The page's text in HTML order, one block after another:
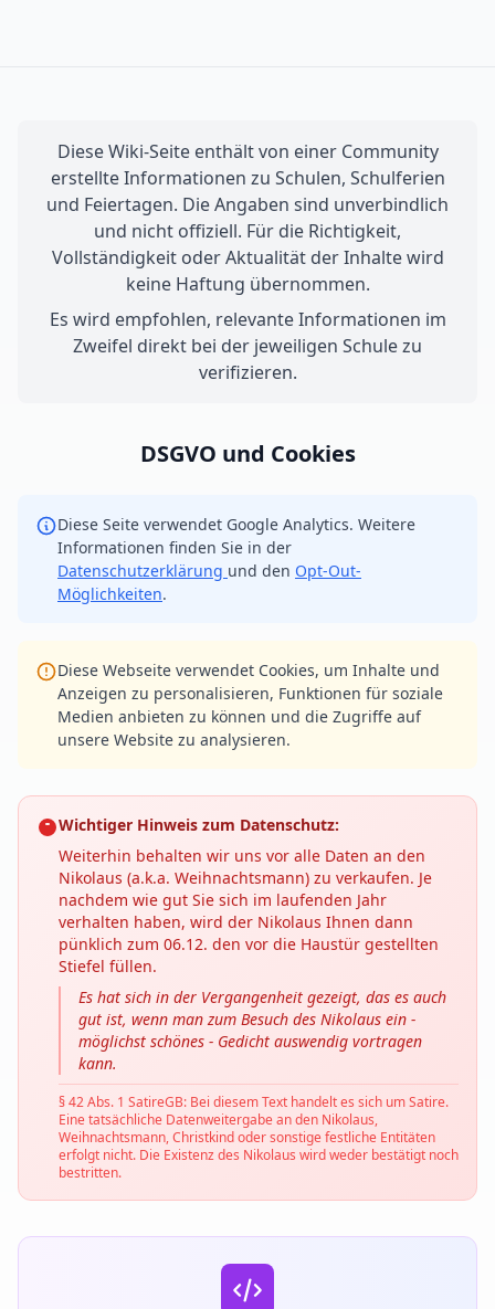
Diese Wiki-Seite enthält von einer Community
erstellte Informationen zu Schulen, Schulferien
und Feiertagen. Die Angaben sind unverbindlich
und nicht offiziell. Für die Richtigkeit,
Vollständigkeit oder Aktualität der Inhalte wird
keine Haftung übernommen.
Es wird empfohlen, relevante Informationen im
Zweifel direkt bei der jeweiligen Schule zu
verifizieren.
DSGVO und Cookies
Diese Seite verwendet Google Analytics. Weitere
Informationen finden Sie in der
Datenschutzerklärung und den Opt-Out-
Möglichkeiten.
Diese Webseite verwendet Cookies, um Inhalte und
Anzeigen zu personalisieren, Funktionen für soziale
Medien anbieten zu können und die Zugriffe auf
unsere Website zu analysieren.
Wichtiger Hinweis zum Datenschutz:
Weiterhin behalten wir uns vor alle Daten an den
Nikolaus (a.k.a. Weihnachtsmann) zu verkaufen. Je
nachdem wie gut Sie sich im laufenden Jahr
verhalten haben, wird der Nikolaus Ihnen dann
pünklich zum 06.12. den vor die Haustür gestellten
Stiefel füllen.
Es hat sich in der Vergangenheit gezeigt, das es auch
gut ist, wenn man zum Besuch des Nikolaus ein -
möglichst schönes - Gedicht auswendig vortragen
kann.
§ 42 Abs. 1 SatireGB: Bei diesem Text handelt es sich um Satire.
Eine tatsächliche Datenweitergabe an den Nikolaus,
Weihnachtsmann, Christkind oder sonstige festliche Entitäten
erfolgt nicht. Die Existenz des Nikolaus wird weder bestätigt noch
bestritten.